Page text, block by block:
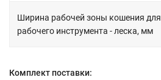
Ширина рабочей зоны кошения для
рабочего инструмента - леска, мм
Комплект поставки: